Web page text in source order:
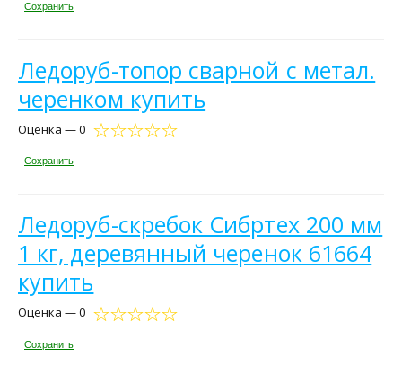
Сохранить
Ледоруб-топор сварной с метал.
черенком купить
Оценка — 0
Сохранить
Ледоруб-скребок Сибртех 200 мм
1 кг, деревянный черенок 61664
купить
Оценка — 0
Сохранить